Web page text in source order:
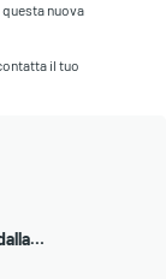
nuova
il tuo